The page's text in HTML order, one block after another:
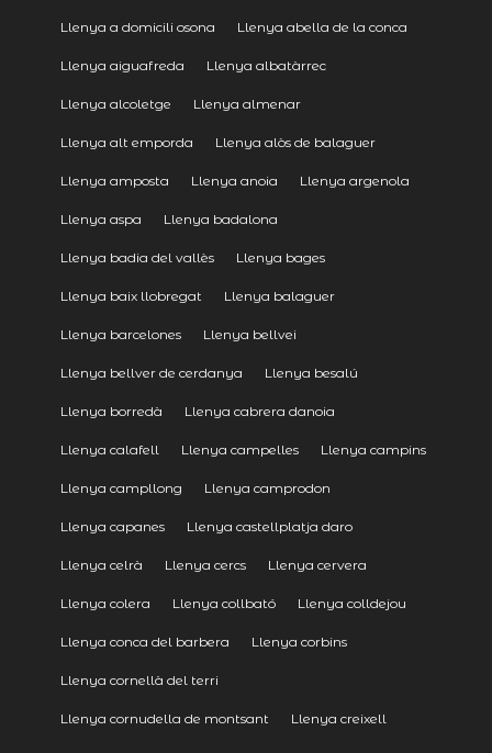
Llenya a domicili osona Llenya abella de la conca
Llenya aiguafreda Llenya albatàrrec
Llenya alcoletge Llenya almenar
Llenya alt emporda Llenya alòs de balaguer
Llenya amposta Llenya anoia Llenya argenola
Llenya aspa Llenya badalona
Llenya badia del vallès Llenya bages
Llenya baix llobregat Llenya balaguer
Llenya barcelones Llenya bellvei
Llenya bellver de cerdanya Llenya besalú
Llenya borredà Llenya cabrera danoia
Llenya calafell Llenya campelles Llenya campins
Llenya campllong Llenya camprodon
Llenya capanes Llenya castellplatja daro
Llenya celrà Llenya cercs Llenya cervera
Llenya colera Llenya collbató Llenya colldejou
Llenya conca del barbera Llenya corbins
Llenya cornellà del terri
Llenya cornudella de montsant Llenya creixell